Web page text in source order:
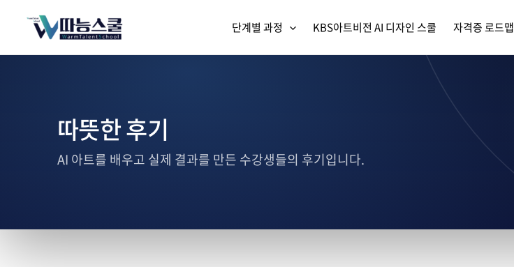
단계별 과정 KBS아트비전 AI 디자인 스쿨 자격증 로드맵
따뜻한 후기
AI 아트를 배우고 실제 결과를 만든 수강생들의 후기입니다.